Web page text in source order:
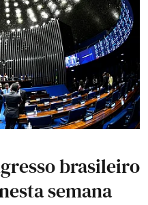
brasileiro
semana